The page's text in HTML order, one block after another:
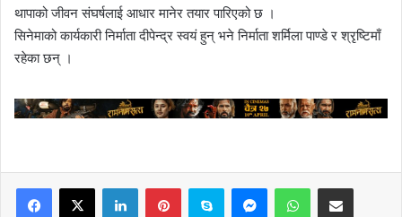
थापाको जीवन संघर्षलाई आधार मानेर तयार पारिएको छ ।
सिनेमाको कार्यकारी निर्माता दीपेन्द्र स्वयं हुन् भने निर्माता शर्मिला पाण्डे र श्रृष्टिमाँ
रहेका छन् ।
LinkedInPinterestSkype MessengerWhatsAppShare via Email